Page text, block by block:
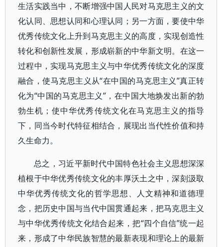
生活实践当中，不断增强中国人民对马克思主义的文
化认同、思想认同和心理认同；另一方面，要使中华
优秀传统文化上升到马克思主义的高度，实现创造性
转化和创新性发展，形成崭新的中华新文明。在这一
过程中，实现马克思主义与中华优秀传统文化的深度
融合，使马克思主义从“在中国的马克思主义”真正转
化为“中国的马克思主义”，在中国大地焕发出新的勃
勃生机；使中华优秀传统文化在马克思主义的指导
下，同当今时代特征相结合，展现出当代性价值和持
久生命力。
总之，习近平新时代中国特色社会主义思想深深
植根于中华优秀传统文化的丰厚沃土之中，深刻汲取
中华优秀传统文化的哲学思想、人文精神和道德理
念，把历史中国与当代中国贯通起来，把马克思主义
与中华优秀传统文化结合起来，把“四个自信”统一起
来，形成了中华民族智慧的最新表现和理论上的最新